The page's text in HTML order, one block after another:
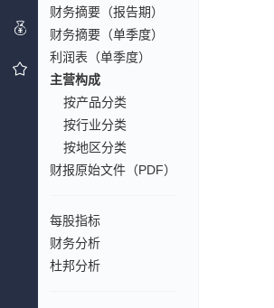
财务摘要（报告期）
财务摘要（单季度）
利润表（单季度）
主营构成
按产品分类
按行业分类
按地区分类
财报原始文件（PDF）
每股指标
财务分析
杜邦分析